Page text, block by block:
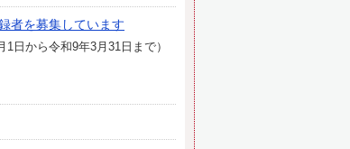
者を募集しています
日から令和9年3月31日まで）